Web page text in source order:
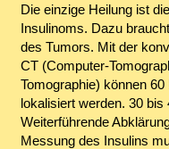
Die einzige Heilung ist
Insulinoms. Dazu
des Tumors. Mit der
CT (Computer-
Tomographie) können
lokalisiert werden. 30
Weiterführende
Messung des Insulins